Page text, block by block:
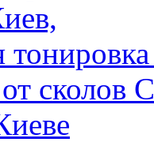
сколов